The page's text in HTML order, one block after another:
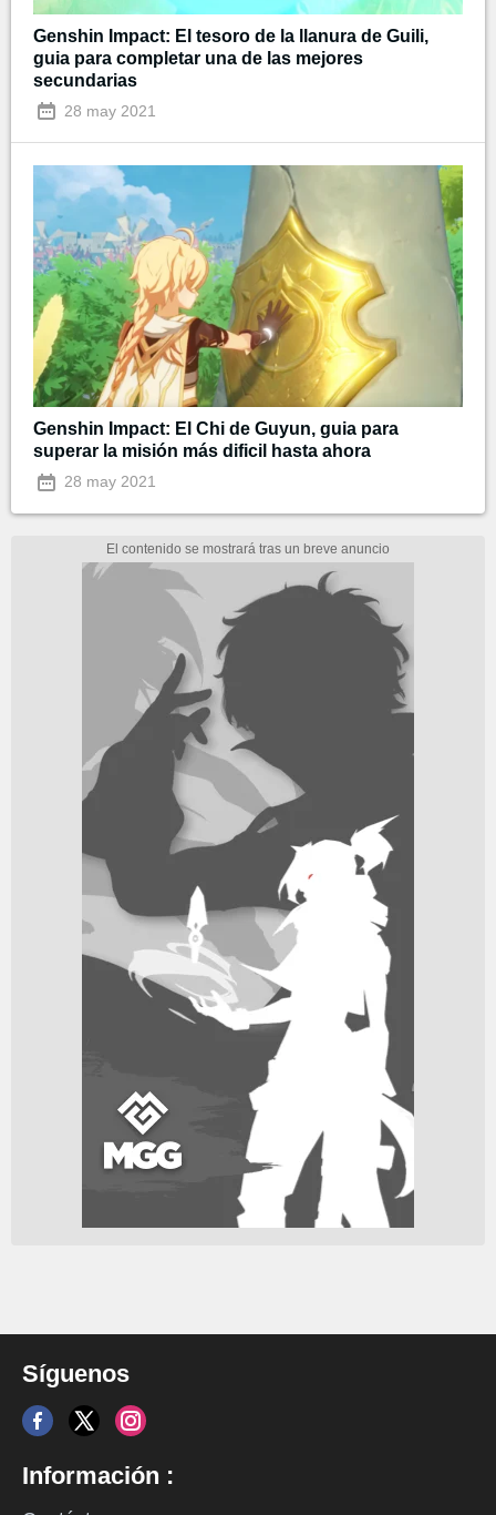
Genshin Impact: El tesoro de la llanura de Guili,
guia para completar una de las mejores
secundarias
28 may 2021
Genshin Impact: El Chi de Guyun, guia para
superar la misión más dificil hasta ahora
28 may 2021
Síguenos
Información :